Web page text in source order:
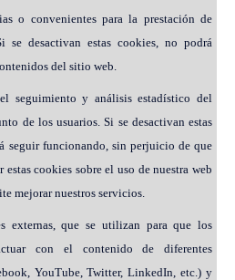
o convenientes para la prestación de
se desactivan estas cookies, no podrá
del sitio web.
seguimiento y análisis estadístico del
de los usuarios. Si se desactivan estas
seguir funcionando, sin perjuicio de que
cookies sobre el uso de nuestra web
mejorar nuestros servicios.
externas, que se utilizan para que los
con el contenido de diferentes
YouTube, Twitter, LinkedIn, etc.) y